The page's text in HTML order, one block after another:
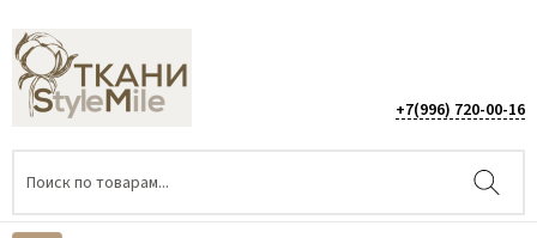
+7(996) 720-00-16